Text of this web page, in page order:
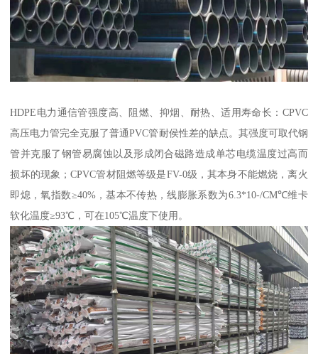
HDPE电力通信管强度高、阻燃、抑烟、耐热、适用寿命长：CPVC
高压电力管完全克服了普通PVC管耐侯性差的缺点。其强度可取代钢
管并克服了钢管易腐蚀以及形成闭合磁路造成单芯电缆温度过高而
损坏的现象；CPVC管材阻燃等级是FV-0级，其本身不能燃烧，离火
即熄，氧指数≥40%，基本不传热，线膨胀系数为6.3*10-/CM℃维卡
软化温度≥93℃，可在105℃温度下使用。